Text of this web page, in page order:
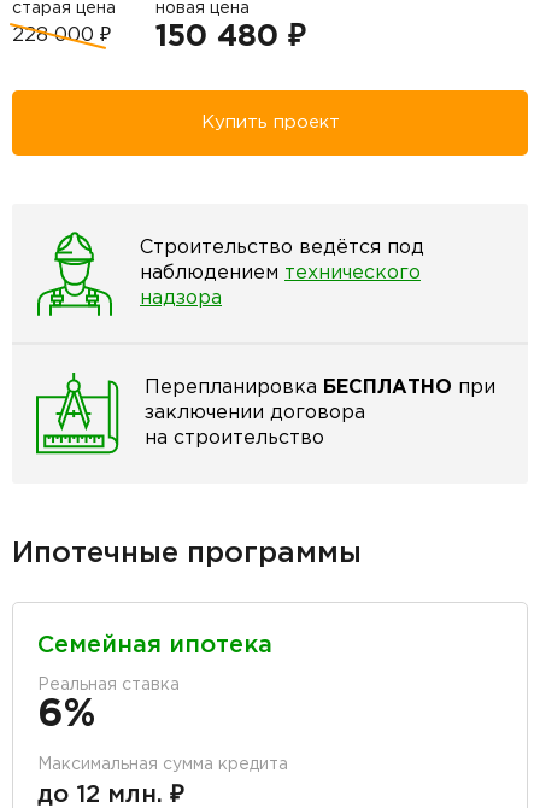
старая цена
228 000 ₽
новая цена
150 480 ₽
Купить проект
Строительство ведётся под
наблюдением технического
надзора
Перепланировка БЕСПЛАТНО при
заключении договора
на строительство
Ипотечные программы
Семейная ипотека
Реальная ставка
6%
Максимальная сумма кредита
до 12 млн. ₽